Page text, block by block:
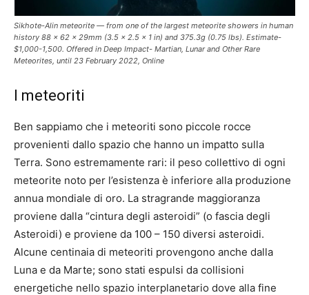
Sikhote-Alin meteorite — from one of the largest meteorite showers in human
history 88 x 62 x 29mm (3.5 x 2.5 x 1 in) and 375.3g (0.75 lbs). Estimate-
$1,000-1,500. Offered in Deep Impact- Martian, Lunar and Other Rare
Meteorites, until 23 February 2022, Online
I meteoriti
Ben sappiamo che i meteoriti sono piccole rocce
provenienti dallo spazio che hanno un impatto sulla
Terra. Sono estremamente rari: il peso collettivo di ogni
meteorite noto per l’esistenza è inferiore alla produzione
annua mondiale di oro. La stragrande maggioranza
proviene dalla “cintura degli asteroidi” (o fascia degli
Asteroidi) e proviene da 100 – 150 diversi asteroidi.
Alcune centinaia di meteoriti provengono anche dalla
Luna e da Marte; sono stati espulsi da collisioni
energetiche nello spazio interplanetario dove alla fine